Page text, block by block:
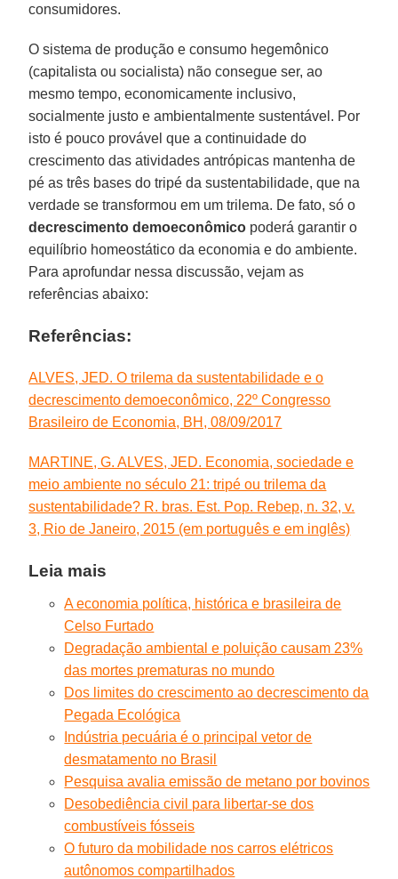
consumidores.
O sistema de produção e consumo hegemônico
(capitalista ou socialista) não consegue ser, ao
mesmo tempo, economicamente inclusivo,
socialmente justo e ambientalmente sustentável. Por
isto é pouco provável que a continuidade do
crescimento das atividades antrópicas mantenha de
pé as três bases do tripé da sustentabilidade, que na
verdade se transformou em um trilema. De fato, só o
decrescimento demoeconômico poderá garantir o
equilíbrio homeostático da economia e do ambiente.
Para aprofundar nessa discussão, vejam as
referências abaixo:
Referências:
ALVES, JED. O trilema da sustentabilidade e o
decrescimento demoeconômico, 22º Congresso
Brasileiro de Economia, BH, 08/09/2017
MARTINE, G. ALVES, JED. Economia, sociedade e
meio ambiente no século 21: tripé ou trilema da
sustentabilidade? R. bras. Est. Pop. Rebep, n. 32, v.
3, Rio de Janeiro, 2015 (em português e em inglês)
Leia mais
A economia política, histórica e brasileira de
Celso Furtado
Degradação ambiental e poluição causam 23%
das mortes prematuras no mundo
Dos limites do crescimento ao decrescimento da
Pegada Ecológica
Indústria pecuária é o principal vetor de
desmatamento no Brasil
Pesquisa avalia emissão de metano por bovinos
Desobediência civil para libertar-se dos
combustíveis fósseis
O futuro da mobilidade nos carros elétricos
autônomos compartilhados